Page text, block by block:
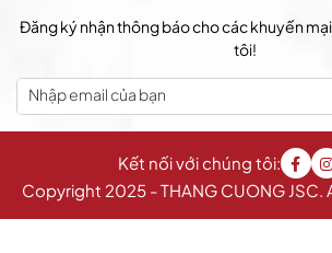
Đăng ký nhận thông báo cho các khuyến
tôi!
Copyright 2025 - THANG CUONG JSC.
Kết nối với chúng tôi: